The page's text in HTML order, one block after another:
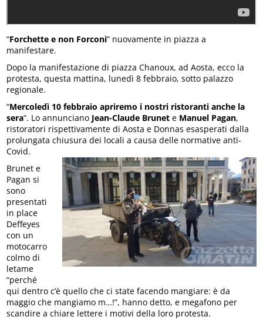
“Forchette e non Forconi” nuovamente in piazza a
manifestare.
Dopo la manifestazione di piazza Chanoux, ad Aosta, ecco la
protesta, questa mattina, lunedì 8 febbraio, sotto palazzo
regionale.
“Mercoledì 10 febbraio apriremo i nostri ristoranti anche la
sera“. Lo annunciano Jean-Claude Brunet e Manuel Pagan,
ristoratori rispettivamente di Aosta e Donnas esasperati dalla
prolungata chiusura dei locali a causa delle normative anti-
Covid.
Brunet e
Pagan si
sono
presentati
in place
Deffeyes
con un
motocarro
colmo di
letame
“perché
qui dentro c’è quello che ci state facendo mangiare: è da
maggio che mangiamo m…!”, hanno detto, e megafono per
scandire a chiare lettere i motivi della loro protesta.